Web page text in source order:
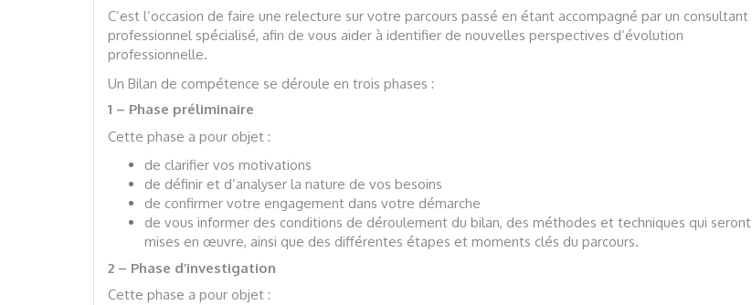
C’est l’occasion de faire une relecture sur votre parcours passé en étant accompagné par un consultant
professionnel spécialisé, afin de vous aider à identifier de nouvelles perspectives d’évolution
professionnelle.
Un Bilan de compétence se déroule en trois phases :
1 – Phase préliminaire
Cette phase a pour objet :
de clarifier vos motivations
de définir et d’analyser la nature de vos besoins
de confirmer votre engagement dans votre démarche
de vous informer des conditions de déroulement du bilan, des méthodes et techniques qui seront
mises en œuvre, ainsi que des différentes étapes et moments clés du parcours.
2 – Phase d’investigation
Cette phase a pour objet :